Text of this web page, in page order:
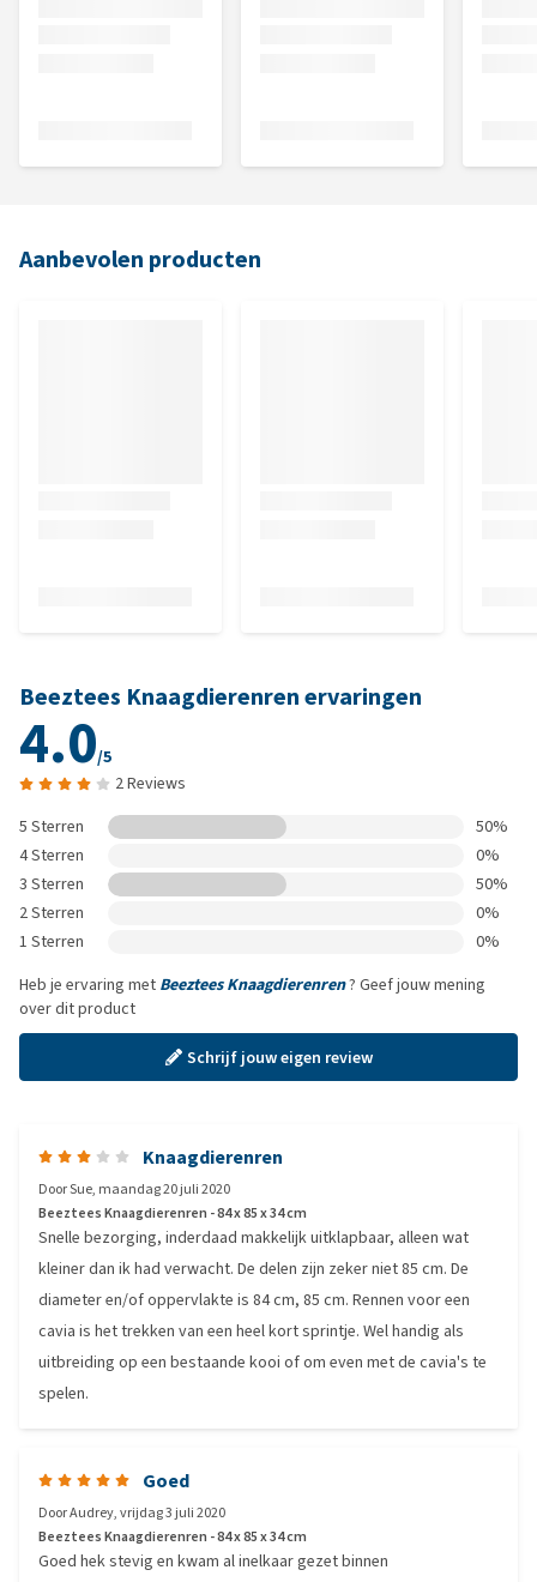
Aanbevolen producten
Beeztees Knaagdierenren ervaringen
4.0/5
2 Reviews
5 Sterren
50%
4 Sterren
0%
3 Sterren
50%
2 Sterren
0%
1 Sterren
0%
Heb je ervaring met Beeztees Knaagdierenren? Geef jouw mening
over dit product
Schrijf jouw eigen review
Knaagdierenren
DoorSue, maandag 20 juli 2020
Beeztees Knaagdierenren - 84 x 85 x 34 cm
Snelle bezorging, inderdaad makkelijk uitklapbaar, alleen wat
kleiner dan ik had verwacht. De delen zijn zeker niet 85 cm. De
diameter en/of oppervlakte is 84 cm, 85 cm. Rennen voor een
cavia is het trekken van een heel kort sprintje. Wel handig als
uitbreiding op een bestaande kooi of om even met de cavia's te
spelen.
Goed
DoorAudrey,vrijdag 3 juli 2020
Beeztees Knaagdierenren - 84 x 85 x 34 cm
Goed hek stevig en kwam al inelkaar gezet binnen